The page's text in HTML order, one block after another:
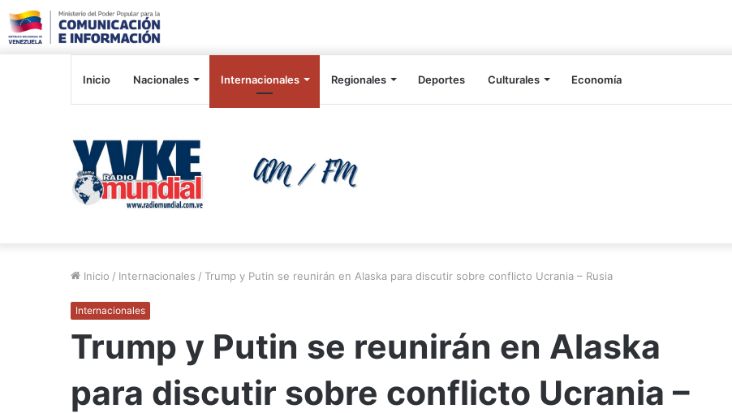
Inicio Nacionales Internacionales Regionales Deportes Culturales Economía
Inicio / Internacionales / Trump y Putin se reunirán en Alaska para discutir sobre conflicto Ucrania – Rusia
Internacionales
Trump y Putin se reunirán en Alaska
para discutir sobre conflicto Ucrania –